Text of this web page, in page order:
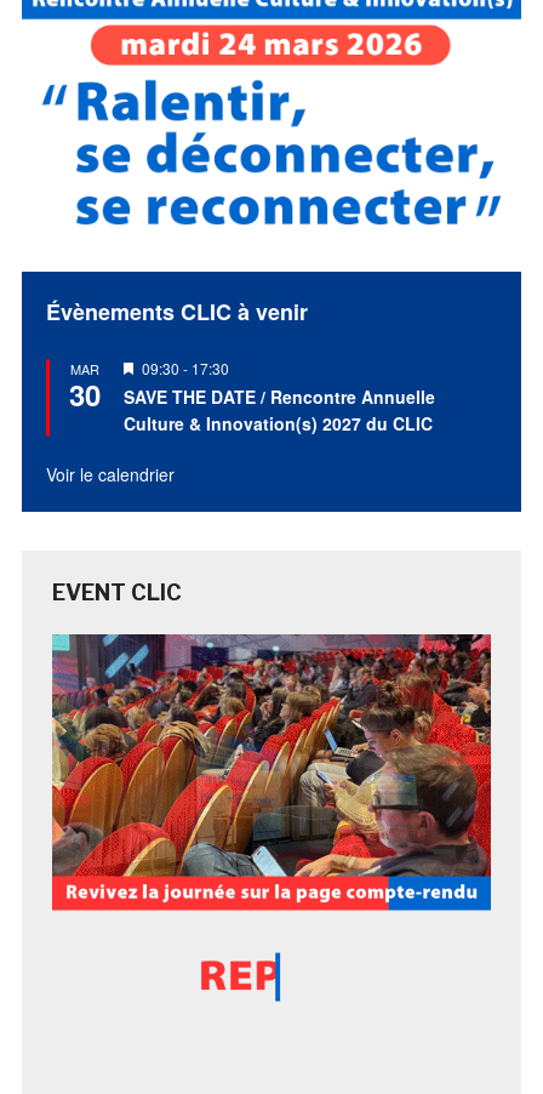
Évènements CLIC à venir
MAR
30
Mis
en
avant
09:30 - 17:30
SAVE THE DATE / Rencontre Annuelle
Culture & Innovation(s) 2027 du CLIC
Voir le calendrier
EVENT CLIC